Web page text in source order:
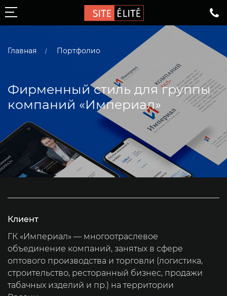
Главная Портфолио
Фирменный стиль для группы
компаний «Империал»
Клиент
ГК «Империал» — многоотраслевое
объединение компаний, занятых в сфере
оптового производства и торговли (логистика,
строительство, ресторанный бизнес, продажи
табачных изделий и пр.) на территории
Создание сайтов
Корпоративные сайты
Сайты для застройщиков
Сайты для стоматологий
Сайты для агентств недвижимости
Интернет-магазины
Одностраничник
Перенос сайтов с конструкторов
Доработка сайтов
Комплексный аудит сайта
Поисковое продвижение (SEO)